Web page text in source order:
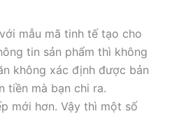
mẫu mã tinh tế tạo cho
tin sản phẩm thì không
không xác định được bản
tiền mà bạn chi ra.
mới hơn. Vậy thì một số